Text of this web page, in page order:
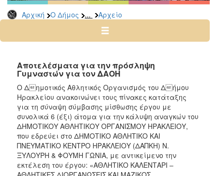
Αρχική Ο Δήμος ... Αρχείο
2026
2025
2022
2020
2019
2018
2017
2016
2015
2013
Αποτελέσματα για την πρόσληψη
Γυμναστών για τον ΔΑΟΗ
Ο Δημοτικός Αθλητικός Οργανισμός του Δήμου
Ηρακλείου ανακοινώνει τους πίνακες κατάταξης
για τη σύναψη σύμβασης μίσθωσης έργου με
συνολικά 6 (έξι) άτομα για την κάλυψη αναγκών του
ΔΗΜΟΤΙΚΟΥ ΑΘΛΗΤΙΚΟΥ ΟΡΓΑΝΙΣΜΟΥ ΗΡΑΚΛΕΙΟΥ,
που εδρεύει στο ΔΗΜΟΤΙΚΟ ΑΘΛΗΤΙΚΟ ΚΑΙ
ΠΝΕΥΜΑΤΙΚΟ ΚΕΝΤΡΟ ΗΡΑΚΛΕΙΟΥ (ΔΑΠΚΗ) Ν.
ΞΥΛΟΥΡΗ & ΦΟΥΜΗ ΓΩΝΙΑ, με αντικείμενο την
εκτέλεση του έργου: «ΑΘΛΗΤΙΚΟ ΚΑΛΕΝΤΑΡΙ –